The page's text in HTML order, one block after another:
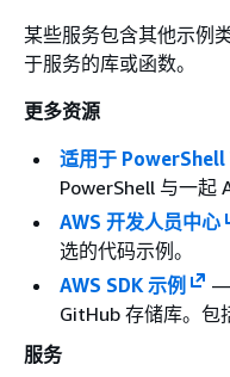
某些服务包含其他示例
于服务的库或函数。
更多资源
适用于 PowerShell
PowerShell 与一起
AWS 开发人员中心
选的代码示例。
AWS SDK 示例
—
GitHub 存储库。包
服务